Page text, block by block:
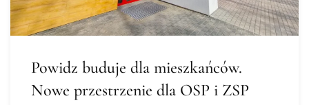
Powidz buduje dla mieszkańców.
Nowe przestrzenie dla OSP i ZSP